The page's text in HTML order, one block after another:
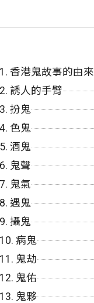
1. 香港鬼故事的由來
2. 誘人的手臂
3. 扮鬼
4. 色鬼
5. 酒鬼
6. 鬼聲
7. 鬼氣
8. 遇鬼
9. 攝鬼
10. 病鬼
11. 鬼劫
12. 鬼佑
13. 鬼夥